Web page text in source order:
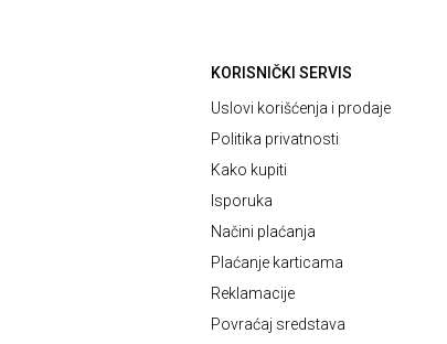
KORISNIČKI SERVIS
Uslovi korišćenja i prodaje
Politika privatnosti
Kako kupiti
Isporuka
Načini plaćanja
Plaćanje karticama
Reklamacije
Povraćaj sredstava